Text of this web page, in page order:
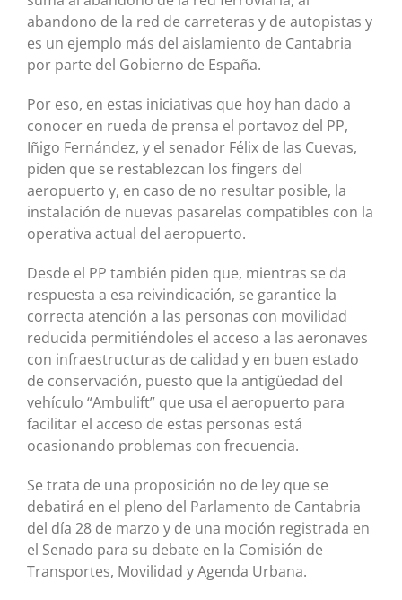
abandono de la red de carreteras y de autopistas y
es un ejemplo más del aislamiento de Cantabria
por parte del Gobierno de España.
Por eso, en estas iniciativas que hoy han dado a
conocer en rueda de prensa el portavoz del PP,
Iñigo Fernández, y el senador Félix de las Cuevas,
piden que se restablezcan los fingers del
aeropuerto y, en caso de no resultar posible, la
instalación de nuevas pasarelas compatibles con la
operativa actual del aeropuerto.
Desde el PP también piden que, mientras se da
respuesta a esa reivindicación, se garantice la
correcta atención a las personas con movilidad
reducida permitiéndoles el acceso a las aeronaves
con infraestructuras de calidad y en buen estado
de conservación, puesto que la antigüedad del
vehículo “Ambulift” que usa el aeropuerto para
facilitar el acceso de estas personas está
ocasionando problemas con frecuencia.
Se trata de una proposición no de ley que se
debatirá en el pleno del Parlamento de Cantabria
del día 28 de marzo y de una moción registrada en
el Senado para su debate en la Comisión de
Transportes, Movilidad y Agenda Urbana.